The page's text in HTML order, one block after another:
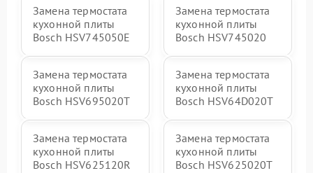
Замена термостата
кухонной плиты
Bosch HSV745050E
Замена термостата
кухонной плиты
Bosch HSV745020
Замена термостата
кухонной плиты
Bosch HSV695020T
Замена термостата
кухонной плиты
Bosch HSV64D020T
Замена термостата
кухонной плиты
Bosch HSV625120R
Замена термостата
кухонной плиты
Bosch HSV625020T